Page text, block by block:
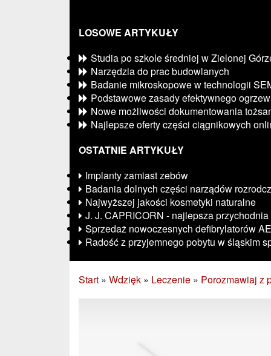
LOSOWE ARTYKUŁY
Studia po szkole średniej w Zielonej
Narzędzia do prac budowlanych
Badanie mikroskopowe w technologii
Podstawowe zasady efektywnego
Nowe możliwości dokumentowania
Najlepsze oferty części ciągnikowych
OSTATNIE ARTYKUŁY
Implanty zamiast zebów
Badania dolnych części narządów
Najwyższej jakości kosmetyki naturalne
J. J. CAPRICORN - najlepsza
Sprzedaż nowoczesnych defibrylatorów
Radość z przyjemnego pobytu w śląskim
Start » Wdzięk » Leczenie » Porozmawiaj z